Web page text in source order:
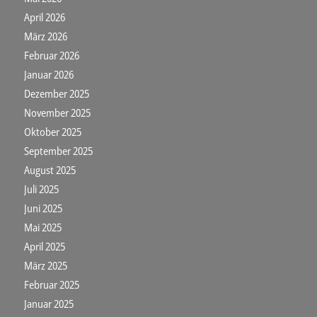
April 2026
März 2026
Februar 2026
Januar 2026
Dezember 2025
November 2025
Oktober 2025
September 2025
August 2025
Juli 2025
Juni 2025
Mai 2025
April 2025
März 2025
Februar 2025
Januar 2025